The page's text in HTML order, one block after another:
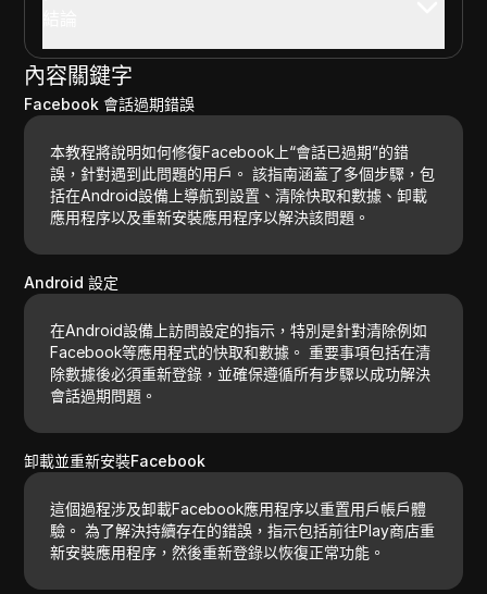
內容關鍵字
Facebook 會話過期錯誤
本教程將說明如何修復Facebook上“會話已過期”的錯
誤，針對遇到此問題的用戶。 該指南涵蓋了多個步驟，包
括在Android設備上導航到設置、清除快取和數據、卸載
應用程序以及重新安裝應用程序以解決該問題。
Android 設定
在Android設備上訪問設定的指示，特別是針對清除例如
Facebook等應用程式的快取和數據。 重要事項包括在清
除數據後必須重新登錄，並確保遵循所有步驟以成功解決
會話過期問題。
卸載並重新安裝Facebook
這個過程涉及卸載Facebook應用程序以重置用戶帳戶體
驗。 為了解決持續存在的錯誤，指示包括前往Play商店重
新安裝應用程序，然後重新登錄以恢復正常功能。